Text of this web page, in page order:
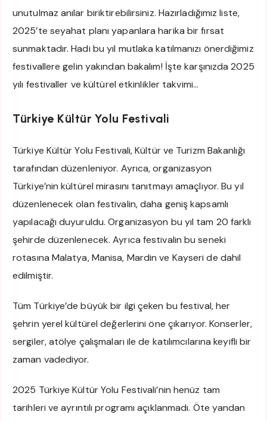
unutulmaz anılar biriktirebilirsiniz. Hazırladığımız liste,
2025’te seyahat planı yapanlara harika bir fırsat
sunmaktadır. Hadi bu yıl mutlaka katılmanızı önerdiğimiz
festivallere gelin yakından bakalım! İşte karşınızda 2025
yılı festivaller ve kültürel etkinlikler takvimi…
Türkiye Kültür Yolu Festivali
Türkiye Kültür Yolu Festivali, Kültür ve Turizm Bakanlığı
tarafından düzenleniyor. Ayrıca, organizasyon
Türkiye’nin kültürel mirasını tanıtmayı amaçlıyor. Bu yıl
düzenlenecek olan festivalin, daha geniş kapsamlı
yapılacağı duyuruldu. Organizasyon bu yıl tam 20 farklı
şehirde düzenlenecek. Ayrıca festivalin bu seneki
rotasına Malatya, Manisa, Mardin ve Kayseri de dahil
edilmiştir.
Tüm Türkiye’de büyük bir ilgi çeken bu festival, her
şehrin yerel kültürel değerlerini öne çıkarıyor. Konserler,
sergiler, atölye çalışmaları ile de katılımcılarına keyifli bir
zaman vadediyor.
2025 Türkiye Kültür Yolu Festivali’nin henüz tam
tarihleri ve ayrıntılı programı açıklanmadı. Öte yandan